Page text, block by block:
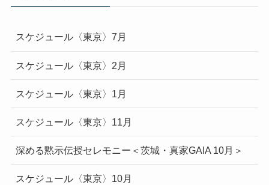
スケジュール〈東京〉7月
スケジュール〈東京〉2月
スケジュール〈東京〉1月
スケジュール〈東京〉11月
深める黙示伝授セレモニー＜茨城・真家GAIA 10月＞
スケジュール〈東京〉10月